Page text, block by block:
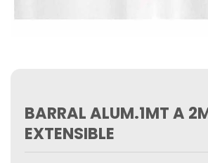
BARRAL ALUM.1MT A
EXTENSIBLE